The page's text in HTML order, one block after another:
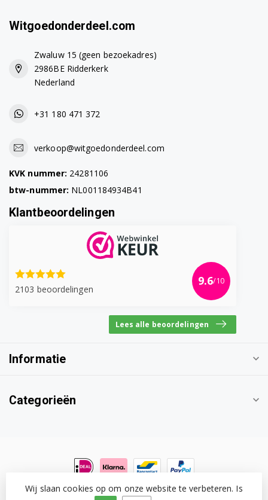
Witgoedonderdeel.com
Zwaluw 15 (geen bezoekadres)
2986BE Ridderkerk
Nederland
+31 180 471 372
verkoop@witgoedonderdeel.com
KVK nummer: 24281106
btw-nummer: NL001184934B41
Klantbeoordelingen
2103 beoordelingen
9.6/10
Lees alle beoordelingen
Informatie
Categorieën
© Copyright 2026 Witgoedonderdeel.com- Powered by
Wij slaan cookies op om onze website te verbeteren. Is